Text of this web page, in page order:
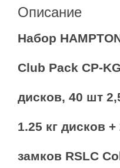
Описание
Набор
Club Pack CP-
дисков, 40 шт
1.25 кг дисков
замков RSLC